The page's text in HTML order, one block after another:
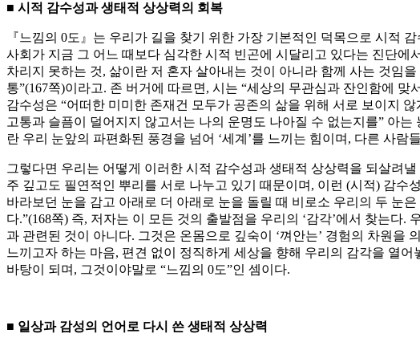
■ 시적 감수성과 생태적 상상력의 회복
『느낌의 0도』는 우리가 길을 찾기 위한 가장 기본적인 덕목으로 시적
사회가 지금 그 어느 때보다 심각한 시적 빈곤에 시달리고 있다는 진단
차리지 못하는 것, 삶이란 저 혼자 살아내는 것이 아니라 함께 사는 것임
통”(167쪽)이라고. 존 버거에 따르면, 시는 “세상의 무관심과 잔인함에
감수성은 “어떠한 미미한 존재건 모두가 공존의 삶을 위해 서로 보이지
고통과 슬픔이 덜어지지 않고서는 나의 운명도 나아질 수 없는지를” 아
란 우리 눈앞의 파편화된 풍경을 넘어 ‘세계’를 느끼는 힘이며, 다른 사
그렇다면 우리는 어떻게 이러한 시적 감수성과 생태적 상상력을 되살려
주 깊고도 필연적인 뿌리를 서로 나누고 있기 때문이며, 이런 (시적) 감수
바라보던 눈을 감고 아래로 더 아래로 눈을 돌릴 때 비로소 우리의 두 눈
다.”(168쪽) 즉, 저자는 이 모든 것의 출발점을 우리의 ‘감각’에서 찾는
과 관련된 것이 아니다. 그것은 온몸으로 깊숙이 ‘껴안는’ 경험의 차원을
느끼고자 하는 마음, 편견 없이 정직하게 세상을 향해 우리의 감각을 열
바탕이 되며, 그것이야말로 “느낌의 0도”인 셈이다.
■ 일상과 감성의 언어로 다시 쓴 생태적 상상력